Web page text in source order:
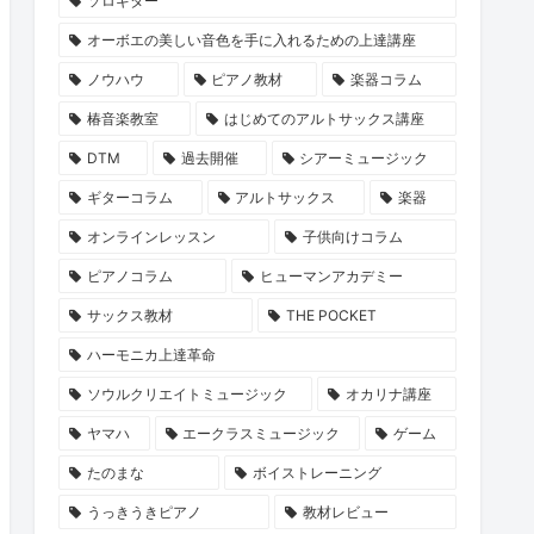
オーボエの美しい音色を手に入れるための上達講座
ノウハウ ピアノ教材 楽器コラム
椿音楽教室 はじめてのアルトサックス講座
DTM 過去開催 シアーミュージック
ギターコラム アルトサックス 楽器
オンラインレッスン 子供向けコラム
ピアノコラム ヒューマンアカデミー
サックス教材 THE POCKET
ハーモニカ上達革命
ソウルクリエイトミュージック オカリナ講座
ヤマハ エークラスミュージック ゲーム
たのまな ボイストレーニング
うっきうきピアノ 教材レビュー